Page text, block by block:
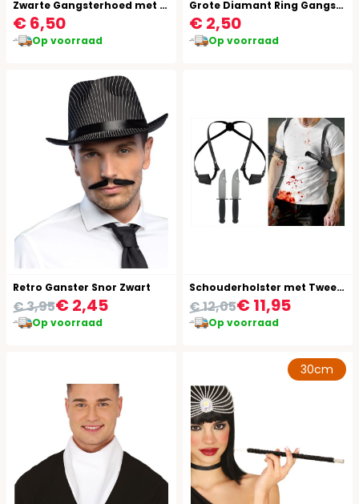
Zwarte Gangsterhoed met Witte Band
€ 6,50
Op voorraad
Grote Diamant Ring Gangster
€ 2,50
Op voorraad
Retro Ganster Snor Zwart
€ 2,45
€ 3,95
Op voorraad
Schouderholster met Twee Messen
€ 11,95
€ 12,05
Op voorraad
30cm